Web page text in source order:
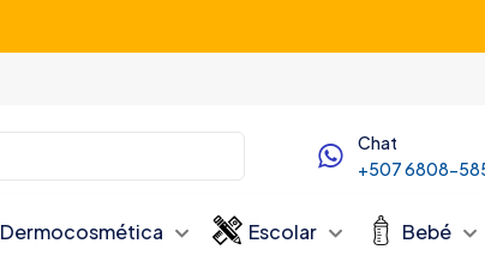
Chat
+507 6808-
Dermocosmética Escolar Bebé